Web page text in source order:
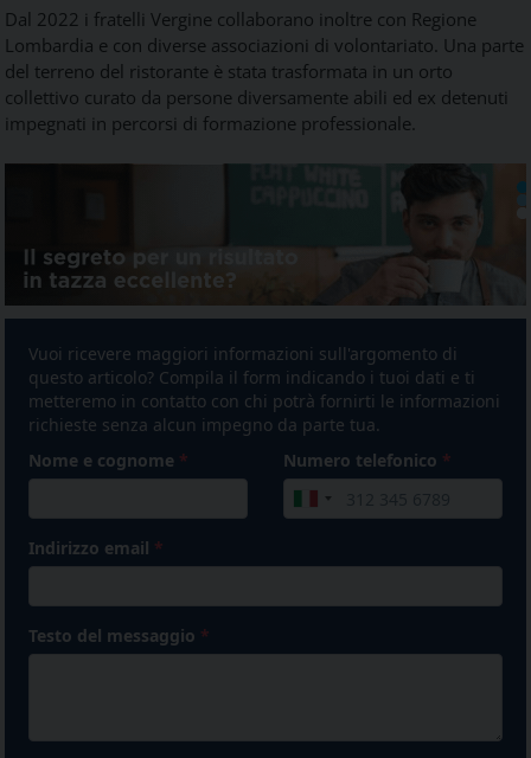
Dal 2022 i fratelli Vergine collaborano inoltre con Regione
Lombardia e con diverse associazioni di volontariato. Una parte
del terreno del ristorante è stata trasformata in un orto
collettivo curato da persone diversamente abili ed ex detenuti
impegnati in percorsi di formazione professionale.